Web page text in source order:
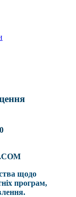
щодо
програм,